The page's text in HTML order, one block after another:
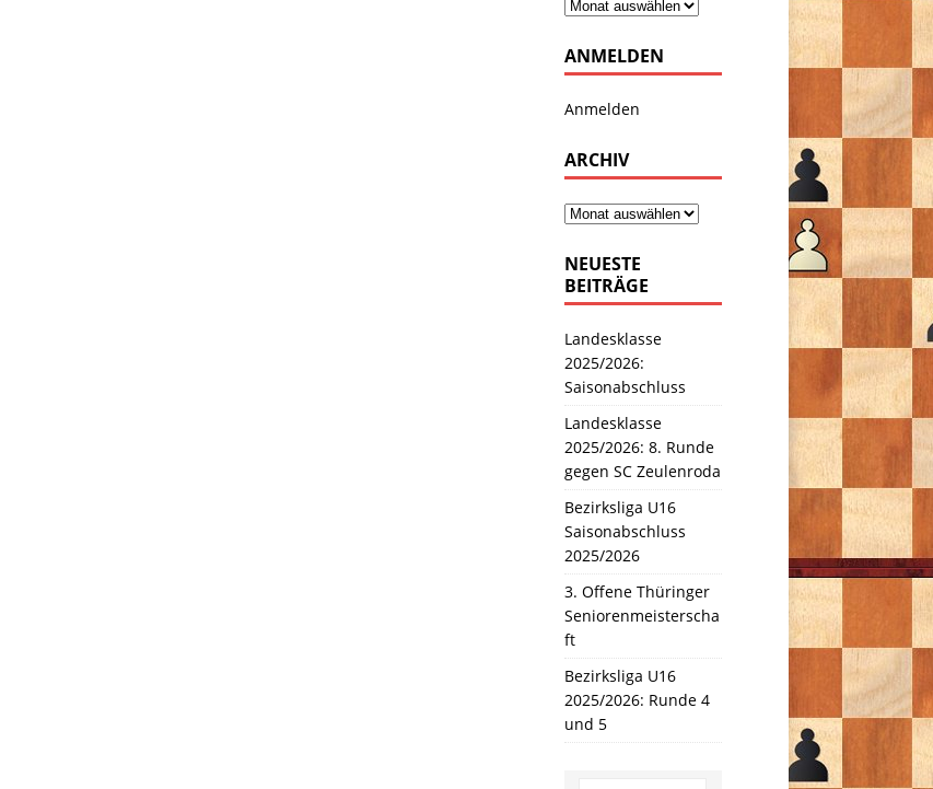
ANMELDEN
Anmelden
ARCHIV
NEUESTE
BEITRÄGE
Landesklasse
2025/2026:
Saisonabschluss
Landesklasse
2025/2026: 8. Runde
gegen SC Zeulenroda
Bezirksliga U16
Saisonabschluss
2025/2026
3. Offene Thüringer
Seniorenmeisterscha
ft
Bezirksliga U16
2025/2026: Runde 4
und 5